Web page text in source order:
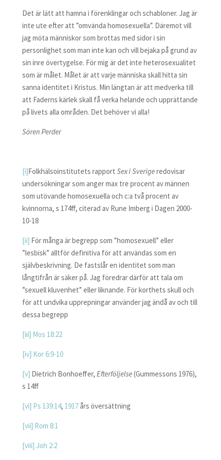
Det är lätt att hamna i förenklingar och schabloner. Jag är
inte ute efter att ”omvända homosexuella”. Däremot vill
jag möta människor som brottas med sidor i sin
personlighet som man inte kan och vill bejaka på grund av
sin inre övertygelse. För mig är det inte heterosexualitet
som är målet. Målet är att varje människa skall hitta sin
sanna identitet i Kristus. Min längtan är att medverka till
att Faderns kärlek skall få verka helande och upprättande
på livets alla områden. Det behöver vi alla!
Sören Perder
[i]Folkhälsoinstitutets rapport Sex i Sverigeredovisar
undersökningar som anger max tre procent av männen
som utövande homosexuella och c:a två procent av
kvinnorna, s 174ff, citerad av Rune Imberg i Dagen 2000-
10-18
[ii] För många är begrepp som ”homosexuell” eller
”lesbisk” alltför definitiva för att användas som en
självbeskrivning. De fastslår en identitet som man
långtifrån är säker på. Jag föredrar därför att tala om
”sexuell kluvenhet” eller liknande. För korthets skull och
för att undvika upprepningar använder jag ändå av och till
dessa begrepp
[iii] Mos 18:22
[iv] Kor 6:9-10
[v] Dietrich Bonhoeffer, Efterföljelse(Gummessons 1976),
s 14ff
[vi] Ps 139:14, 1917års översättning
[vii] Rom 8:1
[viii] Joh 2:2